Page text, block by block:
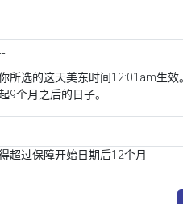
所选的这天美东时间12:01am生效
9个月之后的日子。
超过保障开始日期后12个月